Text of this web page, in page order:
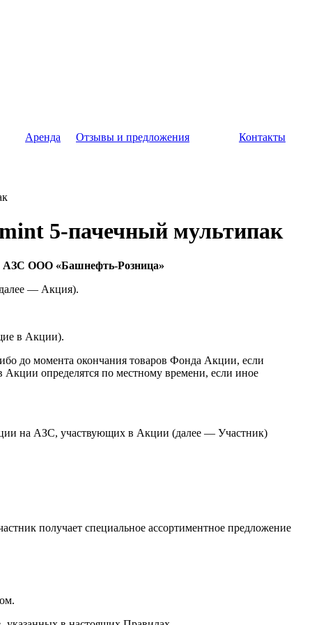
Аренда Отзывы и предложения Контакты
5-пачечный мультипак
АЗС ООО «Башнефть-Розница»
— Акция).
в Акции).
до момента окончания товаров Фонда Акции, если
определятся по местному времени, если иное
на АЗС, участвующих в Акции (далее — Участник)
получает специальное ассортиментное предложение